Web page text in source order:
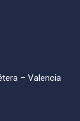
– Valencia